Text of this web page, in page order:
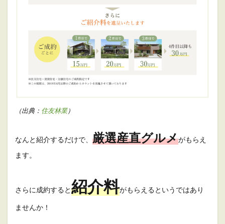
（出典： 住友林業）
なんと紹介するだけで、 厳選産直グルメがもらえ
ます。
さらに成約すると紹介料がもらえるというではあり
ませんか！